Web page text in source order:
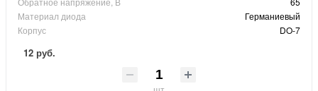
Материал диода
Германиевый
Корпус
DO-7
12 руб.